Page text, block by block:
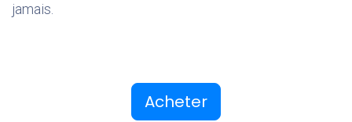
jamais.
Acheter